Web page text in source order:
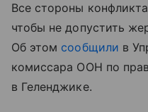
Все стороны
чтобы не допустить
Об этом сообщили в
комиссара ООН по
в Геленджике.